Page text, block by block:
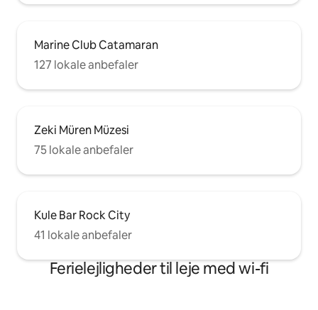
Marine Club Catamaran
127 lokale anbefaler
Zeki Müren Müzesi
75 lokale anbefaler
Kule Bar Rock City
41 lokale anbefaler
Ferielejligheder til leje med wi-fi